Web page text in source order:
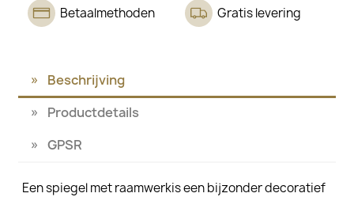
Betaalmethoden Gratis levering
Beschrijving
Productdetails
GPSR
Een spiegel met raamwerkis een bijzonder decoratief